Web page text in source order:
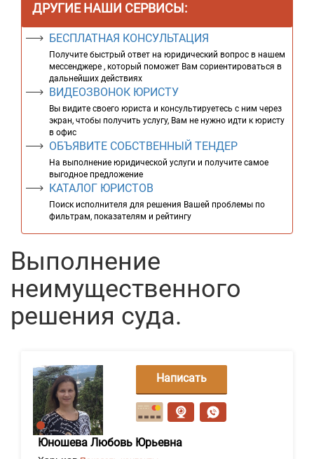
ДРУГИЕ НАШИ СЕРВИСЫ:
БЕСПЛАТНАЯ КОНСУЛЬТАЦИЯ
Получите быстрый ответ на юридический вопрос в нашем
мессенджере , который поможет Вам сориентироваться в
дальнейших действиях
ВИДЕОЗВОНОК ЮРИСТУ
Вы видите своего юриста и консультируетесь с ним через
экран, чтобы получить услугу, Вам не нужно идти к юристу
в офис
ОБЪЯВИТЕ СОБСТВЕННЫЙ ТЕНДЕР
На выполнение юридической услуги и получите самое
выгодное предложение
КАТАЛОГ ЮРИСТОВ
Поиск исполнителя для решения Вашей проблемы по
фильтрам, показателям и рейтингу
Выполнение
неимущественного
решения суда.
Юношева Любовь Юрьевна
Написать
сообщение